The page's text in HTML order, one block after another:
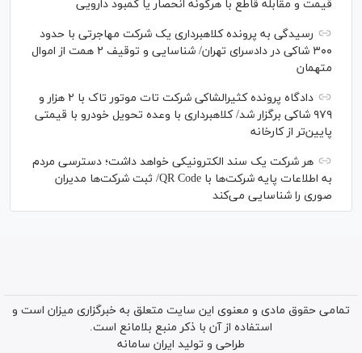
قیمت و مقابله قاطع با هرگونه انحصار یا کمبود دارویی
رسیدگی به پرونده کلاهبرداری یک شرکت مهاجرتی با حدود
۳۰۰ شاکی در دادسرای تهران/ شناسایی و توقیف ۲ همت از اموال
متهمان
دادگاه پرونده کثیرالشاکی شرکت تات موتور تاک با ۲ هزار و
۹۷۹ شاکی برگزار شد/ کلاهبرداری با وعده تحویل خودرو با قیمتی
پایین‌تر از کارخانه
هر شرکت یک سند الکترونیکی خواهد داشت؛ دسترسی مردم
به اطلاعات پایه شرکت‌ها با QR Code/ ثبت شرکت‌ها مدیران
صوری را شناسایی می‌کند
تمامی حقوق مادی و معنوی این سایت متعلق به خبرگزاری میزان است و
استفاده از آن با ذکر منبع بلامانع است.
طراحی و تولید ایران سامانه